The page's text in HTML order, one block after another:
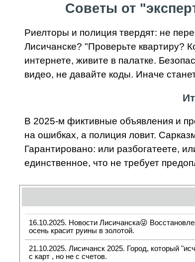
Советы от
Риелторы и полиция твердят: не
Лисичанске? "Проверьте квартиру?
интернете, живите в палатке.
видео, не давайте коды. Иначе
В 2025-м фиктивные объявления и
на ошибках, а полиция ловит.
Гарантировано: или разбогатеете,
единственное, что не требует
16.10.2025. Новости Лисичанска😜
осень красит руины в золотой.
21.10.2025. Лисичанск 2025. Город, который
с карт , но не с счетов.